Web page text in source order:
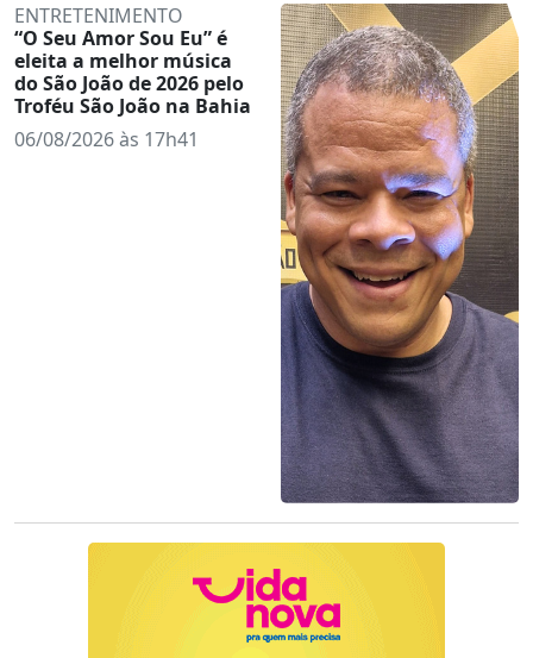
ENTRETENIMENTO
“O Seu Amor Sou Eu” é
eleita a melhor música
do São João de 2026 pelo
Troféu São João na Bahia
06/08/2026 às 17h41